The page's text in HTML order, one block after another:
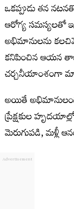
ఒకప్పుడు తన
ఆరోగ్య సమస్యలతో
అభిమానులను
కనిపించిన ఆయన
చర్చనీయాంశంగా
అయితే
ప్రేక్షకుల
మెరుగుపడి, మళ్లీ